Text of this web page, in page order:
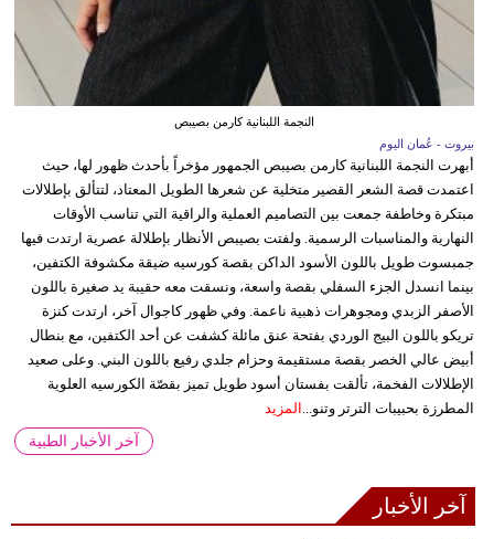
النجمة اللبنانية كارمن بصيبص
بيروت - عُمان اليوم
أبهرت النجمة اللبنانية كارمن بصيبص الجمهور مؤخراً بأحدث ظهور لها، حيث
اعتمدت قصة الشعر القصير متخلية عن شعرها الطويل المعتاد، لتتألق بإطلالات
مبتكرة وخاطفة جمعت بين التصاميم العملية والراقية التي تناسب الأوقات
النهارية والمناسبات الرسمية. ولفتت بصيبص الأنظار بإطلالة عصرية ارتدت فيها
جمبسوت طويل باللون الأسود الداكن بقصة كورسيه ضيقة مكشوفة الكتفين،
بينما انسدل الجزء السفلي بقصة واسعة، ونسقت معه حقيبة يد صغيرة باللون
الأصفر الزبدي ومجوهرات ذهبية ناعمة. وفي ظهور كاجوال آخر، ارتدت كنزة
تريكو باللون البيج الوردي بفتحة عنق مائلة كشفت عن أحد الكتفين، مع بنطال
أبيض عالي الخصر بقصة مستقيمة وحزام جلدي رفيع باللون البني. وعلى صعيد
الإطلالات الفخمة، تألقت بفستان أسود طويل تميز بقصّة الكورسيه العلوية
المطرزة بحبيبات الترتر وتنو... المزيد
آخر الأخبار الطبية
آخر الأخبار